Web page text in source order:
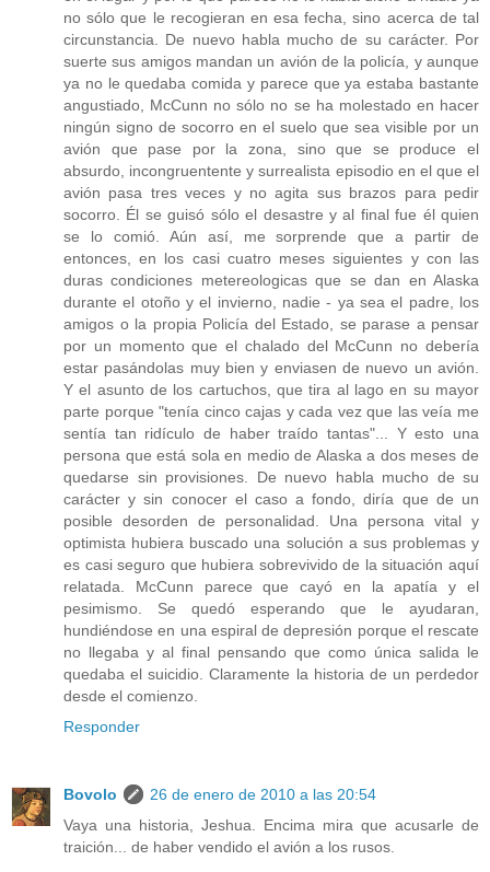
no sólo que le recogieran en esa fecha, sino acerca de tal
circunstancia. De nuevo habla mucho de su carácter. Por
suerte sus amigos mandan un avión de la policía, y aunque
ya no le quedaba comida y parece que ya estaba bastante
angustiado, McCunn no sólo no se ha molestado en hacer
ningún signo de socorro en el suelo que sea visible por un
avión que pase por la zona, sino que se produce el
absurdo, incongruentente y surrealista episodio en el que el
avión pasa tres veces y no agita sus brazos para pedir
socorro. Él se guisó sólo el desastre y al final fue él quien
se lo comió. Aún así, me sorprende que a partir de
entonces, en los casi cuatro meses siguientes y con las
duras condiciones metereologicas que se dan en Alaska
durante el otoño y el invierno, nadie - ya sea el padre, los
amigos o la propia Policía del Estado, se parase a pensar
por un momento que el chalado del McCunn no debería
estar pasándolas muy bien y enviasen de nuevo un avión.
Y el asunto de los cartuchos, que tira al lago en su mayor
parte porque "tenía cinco cajas y cada vez que las veía me
sentía tan ridículo de haber traído tantas"... Y esto una
persona que está sola en medio de Alaska a dos meses de
quedarse sin provisiones. De nuevo habla mucho de su
carácter y sin conocer el caso a fondo, diría que de un
posible desorden de personalidad. Una persona vital y
optimista hubiera buscado una solución a sus problemas y
es casi seguro que hubiera sobrevivido de la situación aquí
relatada. McCunn parece que cayó en la apatía y el
pesimismo. Se quedó esperando que le ayudaran,
hundiéndose en una espiral de depresión porque el rescate
no llegaba y al final pensando que como única salida le
quedaba el suicidio. Claramente la historia de un perdedor
desde el comienzo.
Responder
Bovolo
26 de enero de 2010 a las 20:54
Vaya una historia, Jeshua. Encima mira que acusarle de
traición... de haber vendido el avión a los rusos.